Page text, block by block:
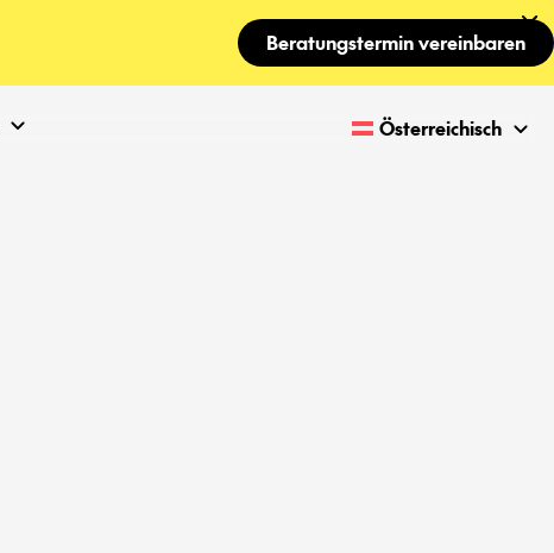
Beratungstermin vereinbaren
Österreichisch